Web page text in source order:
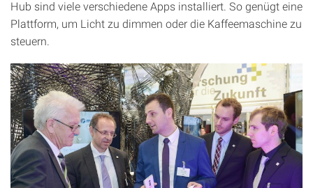
Hub sind viele verschiedene Apps installiert. So genügt eine
Plattform, um Licht zu dimmen oder die Kaffeemaschine zu
steuern.